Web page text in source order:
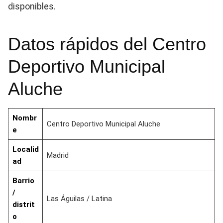
disponibles.
Datos rápidos del Centro
Deportivo Municipal
Aluche
Nombr
e
Centro Deportivo Municipal Aluche
Localid
ad
Madrid
Barrio
/
distrit
o
Las Águilas / Latina